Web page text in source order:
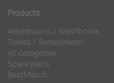
Products
Washbasins / Washbowls
Toilets / SensoWash®
All categories
Spare parts
BestMatch